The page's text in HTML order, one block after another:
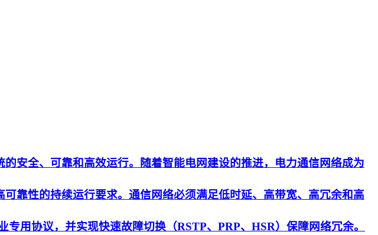
安全、可靠和高效运行。随着智能电网建设的推进，电力通信网络成为
靠性的持续运行要求。通信网络必须满足低时延、高带宽、高冗余和高
用协议，并实现快速故障切换（RSTP、PRP、HSR）保障网络冗余。